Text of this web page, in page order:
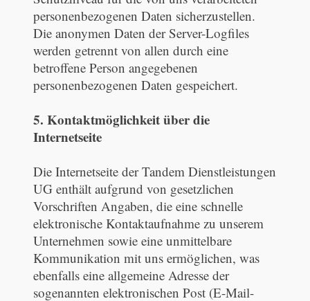
personenbezogenen Daten sicherzustellen.
Die anonymen Daten der Server-Logfiles
werden getrennt von allen durch eine
betroffene Person angegebenen
personenbezogenen Daten gespeichert.
5. Kontaktmöglichkeit über die
Internetseite
Die Internetseite der Tandem Dienstleistungen
UG enthält aufgrund von gesetzlichen
Vorschriften Angaben, die eine schnelle
elektronische Kontaktaufnahme zu unserem
Unternehmen sowie eine unmittelbare
Kommunikation mit uns ermöglichen, was
ebenfalls eine allgemeine Adresse der
sogenannten elektronischen Post (E-Mail-